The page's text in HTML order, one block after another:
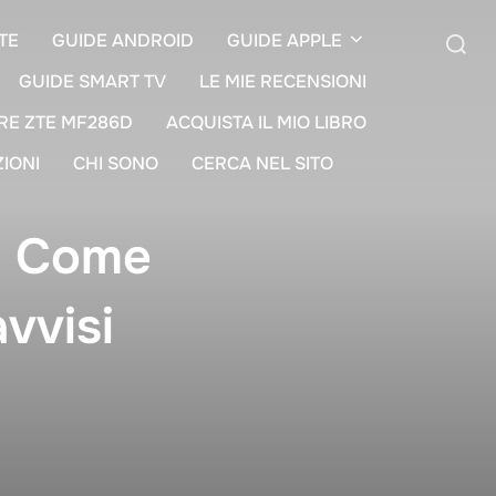
GUIDE ANDROID
GUIDE APPLE
GUIDE SMART TV
LE MIE RECENSIONI
ZTE MF286D
ACQUISTA IL MIO LIBRO
CHI SONO CERCA NEL SITO